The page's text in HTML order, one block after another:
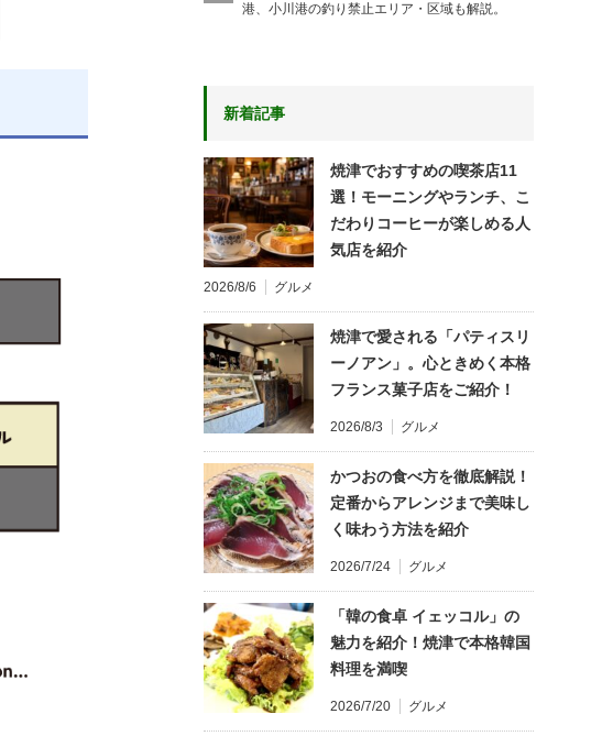
港、小川港の釣り禁止エリア・区域も解説。
新着記事
焼津でおすすめの喫茶店11
選！モーニングやランチ、こ
だわりコーヒーが楽しめる人
気店を紹介
2026/8/6 グルメ
焼津で愛される「パティスリ
ーノアン」。心ときめく本格
フランス菓子店をご紹介！
2026/8/3 グルメ
かつおの食べ方を徹底解説！
定番からアレンジまで美味し
く味わう方法を紹介
2026/7/24 グルメ
「韓の食卓 イェッコル」の
魅力を紹介！焼津で本格韓国
料理を満喫
2026/7/20 グルメ